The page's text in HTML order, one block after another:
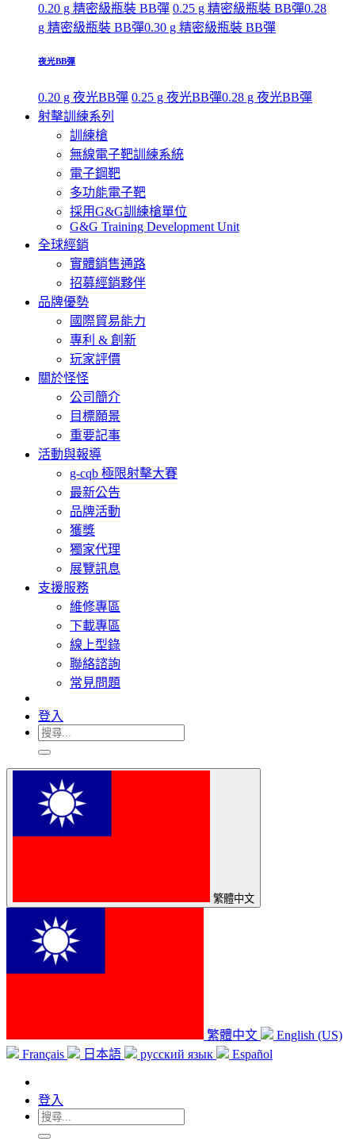
0.20 g 精密級瓶裝 BB彈 0.25 g 精密級瓶裝 BB彈0.28
g 精密級瓶裝 BB彈0.30 g 精密級瓶裝 BB彈
夜光BB彈
0.20 g 夜光BB彈 0.25 g 夜光BB彈0.28 g 夜光BB彈
射擊訓練系列
訓練槍
無線電子靶訓練系統
電子鋼靶
多功能電子靶
採用G&G訓練槍單位
G&G Training Development Unit
全球經銷
實體銷售通路
招募經銷夥伴
品牌優勢
國際貿易能力
專利 & 創新
玩家評價
關於怪怪
公司簡介
目標願景
重要記事
活動與報導
g-cqb 極限射擊大賽
最新公告
品牌活動
獲獎
獨家代理
展覽訊息
支援服務
維修專區
下載專區
線上型錄
聯絡諮詢
常見問題
登入
繁體中文
繁體中文
English (US)
Français
日本語 русский язык Español
登入